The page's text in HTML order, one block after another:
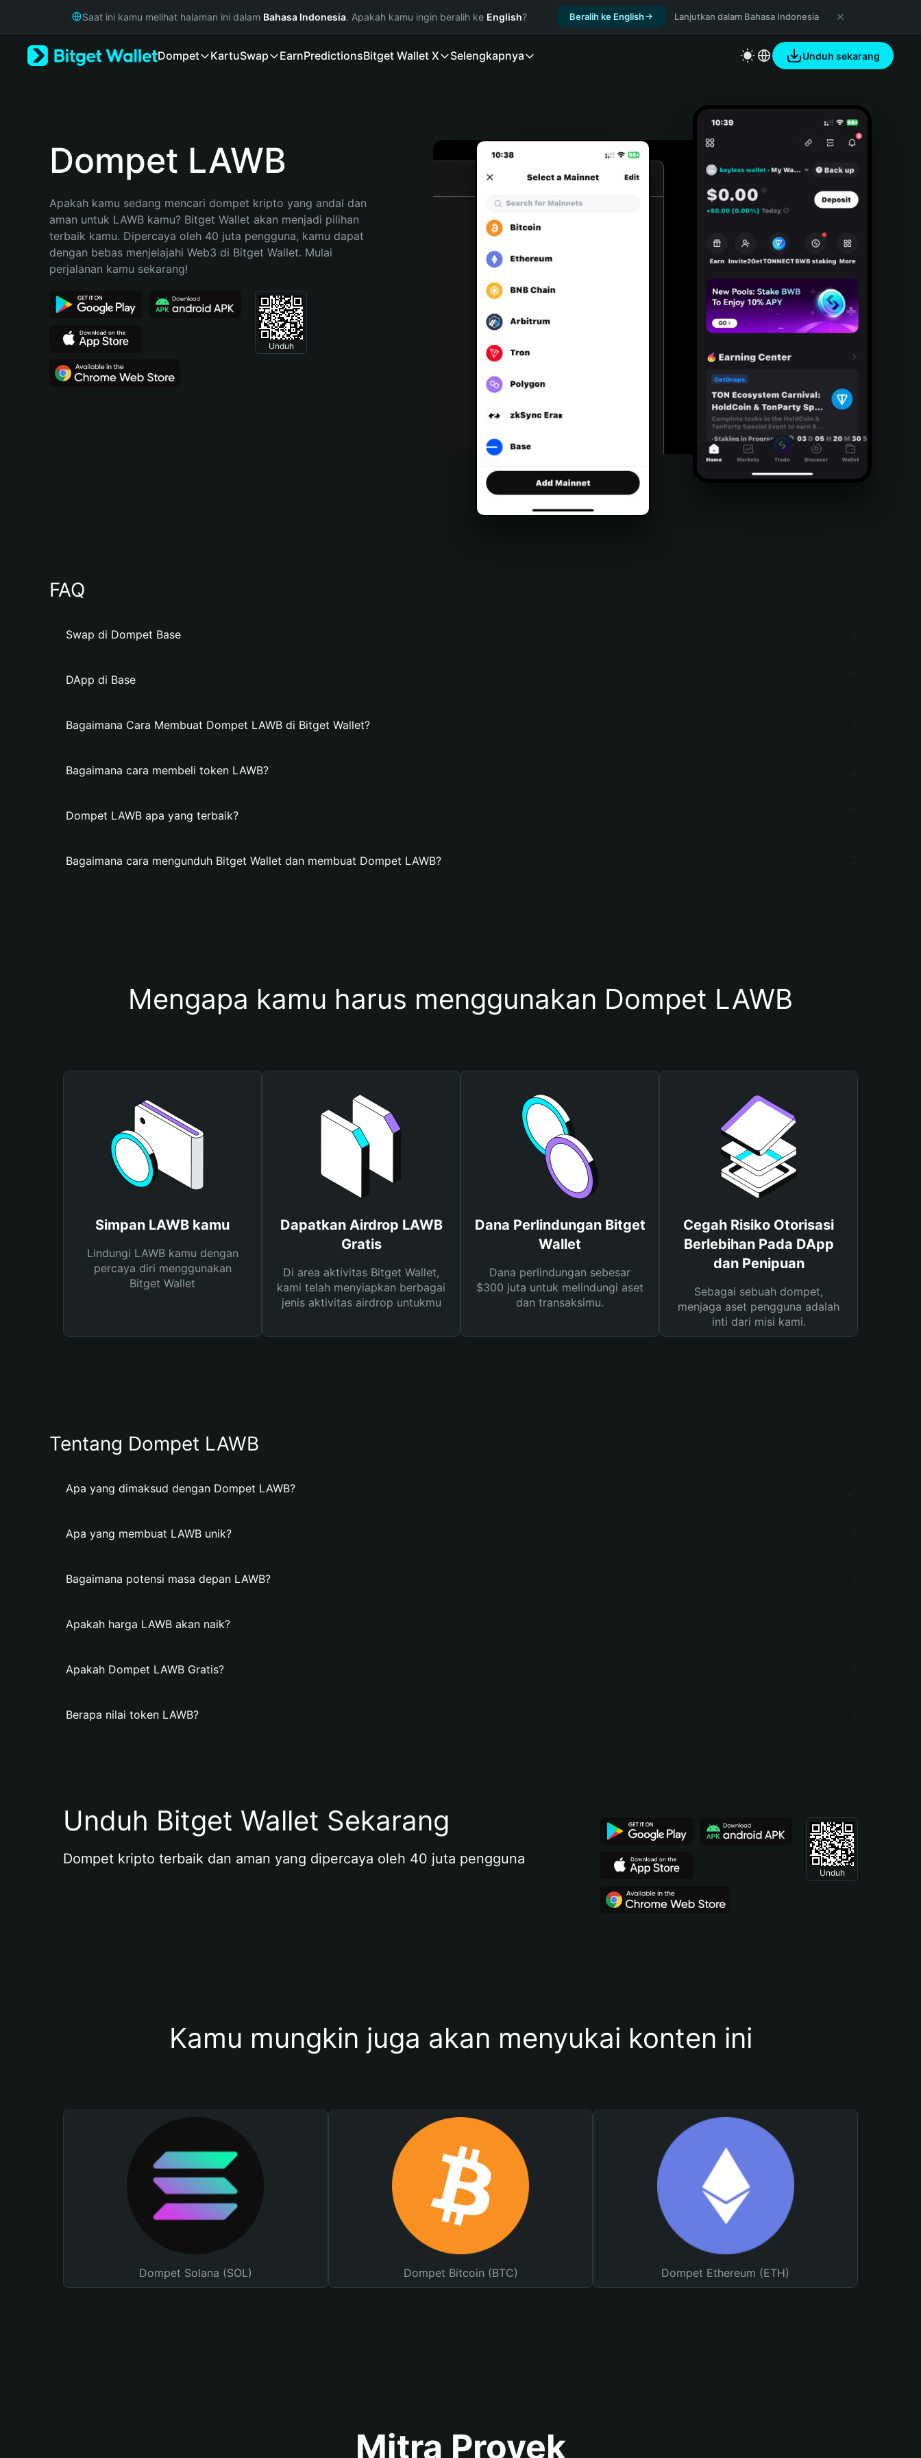
Русский
Bahasa Indonesia
Español (Argentina)
Saat ini kamu melihat halaman ini dalam Bahasa Indonesia. Apakah kamu ingin beralih ke English? Beralih ke English Lanjutkan dalam Bahasa Indonesia
Dompet KartuSwap EarnPredictionsBitget Wallet X Selengkapnya Unduh sekarang
Dompet LAWB
Apakah kamu sedang mencari dompet kripto yang andal dan
aman untuk LAWB kamu? Bitget Wallet akan menjadi pilihan
terbaik kamu. Dipercaya oleh 40 juta pengguna, kamu dapat
dengan bebas menjelajahi Web3 di Bitget Wallet. Mulai
perjalanan kamu sekarang!
Unduh
FAQ
Swap di Dompet Base
DApp di Base
Bagaimana Cara Membuat Dompet LAWB di Bitget Wallet?
Bagaimana cara membeli token LAWB?
Dompet LAWB apa yang terbaik?
Bagaimana cara mengunduh Bitget Wallet dan membuat Dompet LAWB?
Mengapa kamu harus menggunakan Dompet LAWB
Simpan LAWB kamu
Lindungi LAWB kamu dengan
percaya diri menggunakan
Bitget Wallet
Dapatkan Airdrop LAWB
Gratis
Di area aktivitas Bitget Wallet,
kami telah menyiapkan berbagai
jenis aktivitas airdrop untukmu
Dana Perlindungan Bitget
Wallet
Dana perlindungan sebesar
$300 juta untuk melindungi aset
dan transaksimu.
Cegah Risiko Otorisasi
Berlebihan Pada DApp
dan Penipuan
Sebagai sebuah dompet,
menjaga aset pengguna adalah
inti dari misi kami.
Tentang Dompet LAWB
Apa yang dimaksud dengan Dompet LAWB?
Apa yang membuat LAWB unik?
Bagaimana potensi masa depan LAWB?
Apakah harga LAWB akan naik?
Apakah Dompet LAWB Gratis?
Berapa nilai token LAWB?
Unduh Bitget Wallet Sekarang
Dompet kripto terbaik dan aman yang dipercaya oleh 40 juta pengguna
Unduh
Kamu mungkin juga akan menyukai konten ini
Dompet Solana (SOL) Dompet Bitcoin (BTC) Dompet Ethereum (ETH)
Mitra Proyek